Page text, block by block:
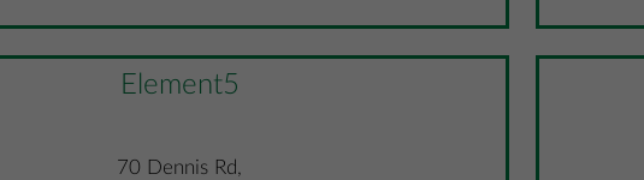
Element5
70 Dennis Rd,